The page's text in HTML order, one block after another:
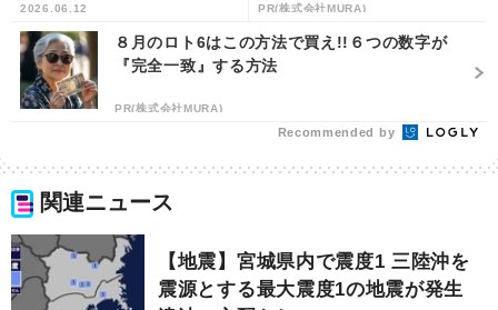
し | khb東日本放送
2026.06.12 PR(株式会社MURA)
８月のロト6はこの方法で買え!!６つの数字が
『完全一致』する方法
PR(株式会社MURA)
Recommended by
関連ニュース
【地震】宮城県内で震度1 三陸沖を
震源とする最大震度1の地震が発生